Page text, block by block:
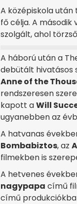
A középiskola
fő célja. A második
szolgált, ahol
A háború után a
debütált hivatásos
Anne of the
rendszeresen
kapott aWill
ugyanebben az
A hatvanas
Bombabiztos, az
filmekben is
A hetvenes
nagypapa című
című